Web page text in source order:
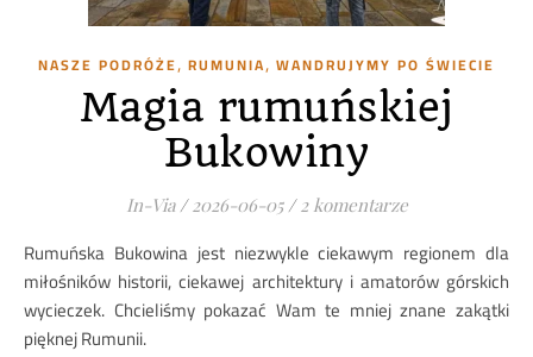
NASZE PODRÓŻE, RUMUNIA, WANDRUJYMY PO ŚWIECIE
Magia rumuńskiej
Bukowiny
In-Via / 2026-06-05 / 2 komentarze
Rumuńska Bukowina jest niezwykle ciekawym regionem dla
miłośników historii, ciekawej architektury i amatorów górskich
wycieczek. Chcieliśmy pokazać Wam te mniej znane zakątki
pięknej Rumunii.